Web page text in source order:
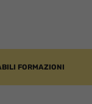
FORMAZIONI